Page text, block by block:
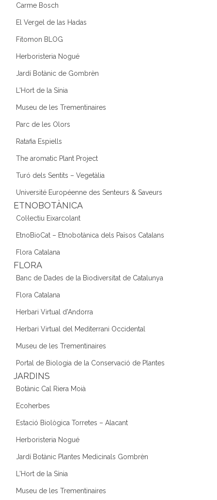
Carme Bosch
El Vergel de las Hadas
Fitomon BLOG
Herboristeria Nogué
Jardí Botànic de Gombrèn
L'Hort de la Sínia
Museu de les Trementinaires
Parc de les Olors
Ratafia Espiells
The aromatic Plant Project
Turó dels Sentits – Vegetàlia
Université Européenne des Senteurs & Saveurs
ETNOBOTÀNICA
Col·lectiu Eixarcolant
EtnoBioCat – Etnobotànica dels Països Catalans
Flora Catalana
FLORA
Banc de Dades de la Biodiversitat de Catalunya
Flora Catalana
Herbari Virtual d'Andorra
Herbari Virtual del Mediterrani Occidental
Museu de les Trementinaires
Portal de Biologia de la Conservació de Plantes
JARDINS
Botànic Cal Riera Moià
Ecoherbes
Estació Biològica Torretes – Alacant
Herboristeria Nogué
Jardí Botànic Plantes Medicinals Gombrèn
L'Hort de la Sínia
Museu de les Trementinaires